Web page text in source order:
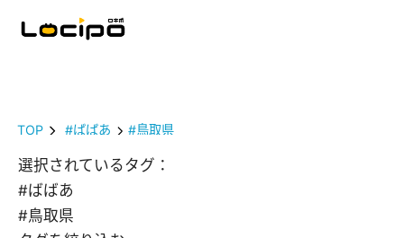
TOP #ばばあ #鳥取県
選択されているタグ：
#ばばあ
#鳥取県